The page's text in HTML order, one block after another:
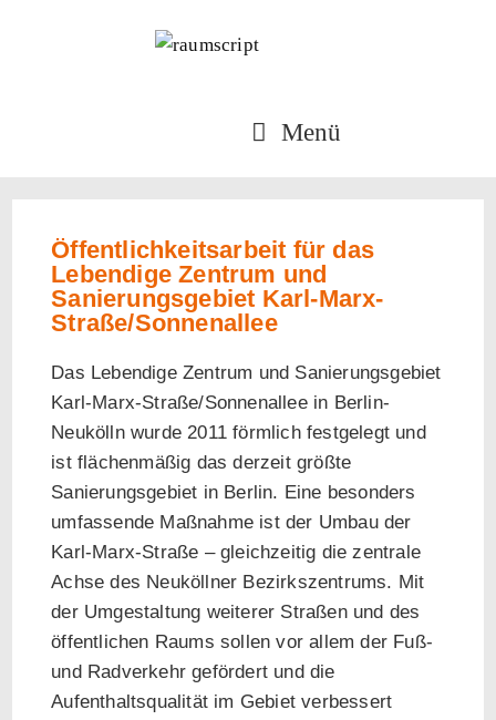
Menü
Öffentlichkeitsarbeit für das
Lebendige Zentrum und
Sanierungsgebiet Karl-Marx-
Straße/Sonnenallee
Das Lebendige Zentrum und Sanierungsgebiet
Karl-Marx-Straße/Sonnenallee in Berlin-
Neukölln wurde 2011 förmlich festgelegt und
ist flächenmäßig das derzeit größte
Sanierungsgebiet in Berlin. Eine besonders
umfassende Maßnahme ist der Umbau der
Karl-Marx-Straße – gleichzeitig die zentrale
Achse des Neuköllner Bezirkszentrums. Mit
der Umgestaltung weiterer Straßen und des
öffentlichen Raums sollen vor allem der Fuß-
und Radverkehr gefördert und die
Aufenthaltsqualität im Gebiet verbessert